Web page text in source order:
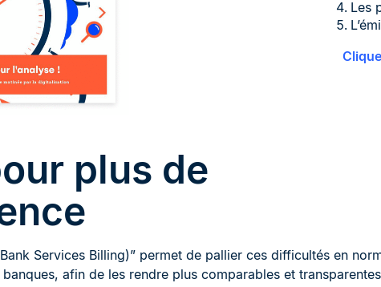
Les
plus de
Services Billing)” permet de pallier ces difficultés en
afin de les rendre plus comparables et